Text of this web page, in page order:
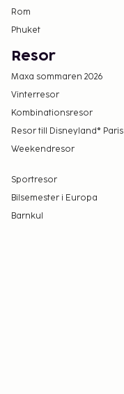
Rom
Phuket
Resor
Maxa sommaren 2026
Vinterresor
Kombinationsresor
Resor till Disneyland® Paris
Weekendresor
Sportresor
Bilsemester i Europa
Barnkul